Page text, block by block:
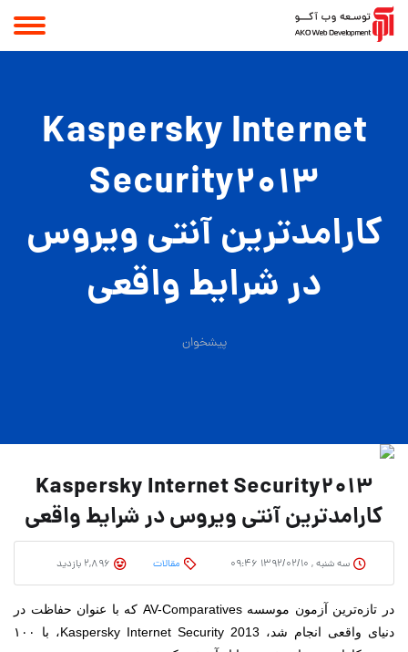
Kaspersky Internet
Security2013
کارامدترین آنتی ویروس
در شرایط واقعی
پیشخوان
Kaspersky Internet Security2013
کارامدترین آنتی ویروس در شرایط واقعی
سه شنبه , ۱۳۹۲/۰۲/۱۰ ۰۹:۴۶ مقالات
در تازه‌ترین آزمون موسسه AV-Comparatives که با عنوان حفاظت در
دنیای واقعی انجام شد، Kaspersky Internet Security 2013، با ۱۰۰